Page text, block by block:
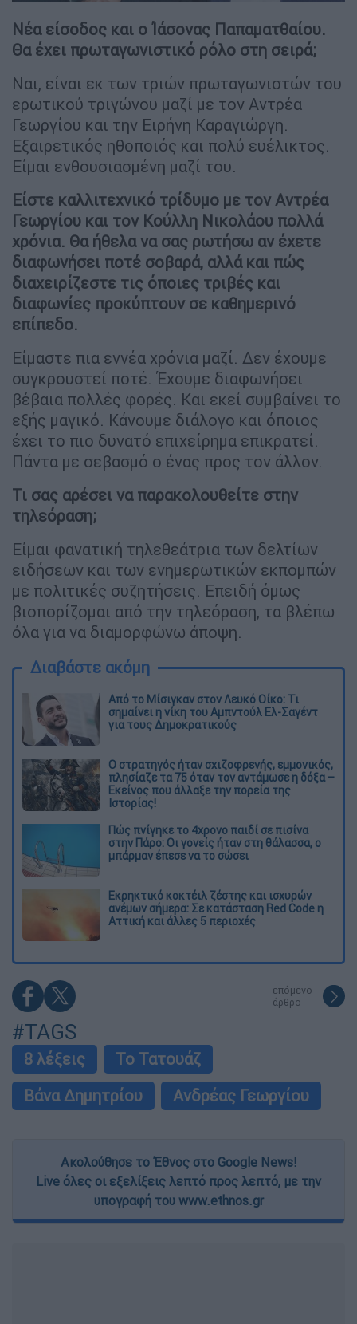
Νέα είσοδος και ο Ίάσονας Παπαματθαίου.
Θα έχει πρωταγωνιστικό ρόλο στη σειρά;
Ναι, είναι εκ των τριών πρωταγωνιστών του
ερωτικού τριγώνου μαζί με τον Αντρέα
Γεωργίου και την Ειρήνη Καραγιώργη.
Εξαιρετικός ηθοποιός και πολύ ευέλικτος.
Είμαι ενθουσιασμένη μαζί του.
Είστε καλλιτεχνικό τρίδυμο με τον Αντρέα
Γεωργίου και τον Κούλλη Νικολάου πολλά
χρόνια. Θα ήθελα να σας ρωτήσω αν έχετε
διαφωνήσει ποτέ σοβαρά, αλλά και πώς
διαχειρίζεστε τις όποιες τριβές και
διαφωνίες προκύπτουν σε καθημερινό
επίπεδο.
Είμαστε πια εννέα χρόνια μαζί. Δεν έχουμε
συγκρουστεί ποτέ. Έχουμε διαφωνήσει
βέβαια πολλές φορές. Και εκεί συμβαίνει το
εξής μαγικό. Κάνουμε διάλογο και όποιος
έχει το πιο δυνατό επιχείρημα επικρατεί.
Πάντα με σεβασμό ο ένας προς τον άλλον.
Τι σας αρέσει να παρακολουθείτε στην
τηλεόραση;
Είμαι φανατική τηλεθεάτρια των δελτίων
ειδήσεων και των ενημερωτικών εκπομπών
με πολιτικές συζητήσεις. Επειδή όμως
βιοπορίζομαι από την τηλεόραση, τα βλέπω
όλα για να διαμορφώνω άποψη.
Διαβάστε ακόμη
Από το Μίσιγκαν στον Λευκό Οίκο: Τι
σημαίνει η νίκη του Αμπντούλ Ελ-Σαγέντ
για τους Δημοκρατικούς
O στρατηγός ήταν σχιζοφρενής, εμμονικός,
πλησίαζε τα 75 όταν τον αντάμωσε η δόξα –
Εκείνος που άλλαξε την πορεία της
Ιστορίας!
Πώς πνίγηκε το 4χρονο παιδί σε πισίνα
στην Πάρο: Οι γονείς ήταν στη θάλασσα, ο
μπάρμαν έπεσε να το σώσει
Εκρηκτικό κοκτέιλ ζέστης και ισχυρών
ανέμων σήμερα: Σε κατάσταση Red Code η
Αττική και άλλες 5 περιοχές
επόμενο
άρθρο
#TAGS
8 λέξεις
Το Τατουάζ
Βάνα Δημητρίου
Ανδρέας Γεωργίου
Ακολούθησε το Έθνος στο Google News!
Live όλες οι εξελίξεις λεπτό προς λεπτό, με την
υπογραφή του www.ethnos.gr